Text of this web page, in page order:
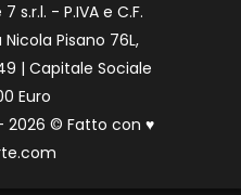
s.r.l. - P.IVA e C.F.
Pisano 76L,
| Capitale Sociale
Euro
2026 © Fatto con ♥